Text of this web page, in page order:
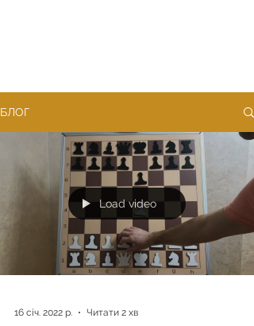
БЛОГ
Load video
16 січ. 2022 р. Читати 2 хв